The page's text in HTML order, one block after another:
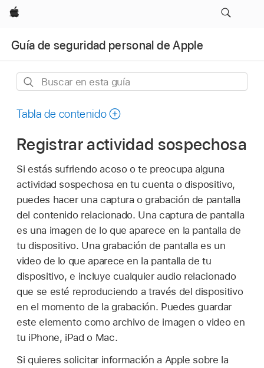
Apple
Guía de seguridad personal de Apple
Buscar
esta
Tabla de contenido
Registrar actividad sospechosa
Si estás sufriendo acoso o te preocupa alguna
actividad sospechosa en tu cuenta o dispositivo,
puedes hacer una captura o grabación de pantalla
del contenido relacionado. Una captura de pantalla
es una imagen de lo que aparece en la pantalla de
tu dispositivo. Una grabación de pantalla es un
video de lo que aparece en la pantalla de tu
dispositivo, e incluye cualquier audio relacionado
que se esté reproduciendo a través del dispositivo
en el momento de la grabación. Puedes guardar
este elemento como archivo de imagen o video en
tu iPhone, iPad o Mac.
Si quieres solicitar información a Apple sobre la